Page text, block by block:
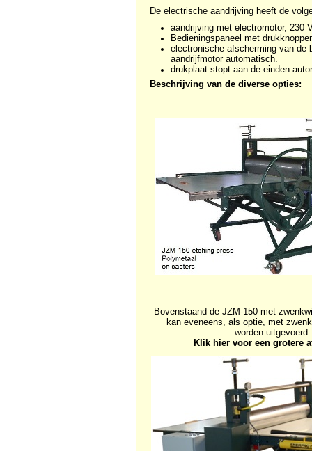
De electrische aandrijving heeft de
aandrijving met electromotor, 230
Bedieningspaneel met
electronische afscherming van de
aandrijfmotor automatisch.
drukplaat stopt aan de einden
Beschrijving van de diverse opties:
Bovenstaand de JZM-150 met
kan eveneens, als optie, met
worden uitgevoerd.
Klik hier voor een grotere